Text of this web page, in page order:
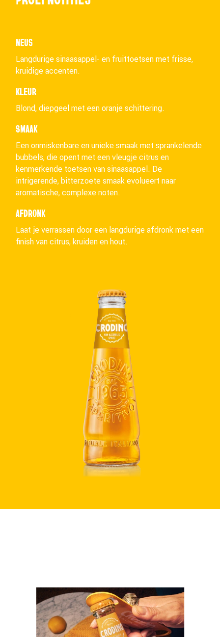
NEUS
Langdurige sinaasappel- en fruittoetsen met frisse,
kruidige accenten.
KLEUR
Blond, diepgeel met een oranje schittering.
SMAAK
Een onmiskenbare en unieke smaak met sprankelende
bubbels, die opent met een vleugje citrus en
kenmerkende toetsen van sinaasappel. De
intrigerende, bitterzoete smaak evolueert naar
aromatische, complexe noten.
AFDRONK
Laat je verrassen door een langdurige afdronk met een
finish van citrus, kruiden en hout.